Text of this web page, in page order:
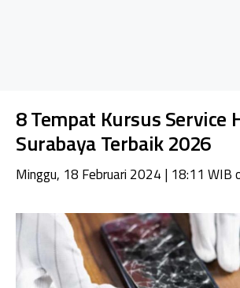
8 Tempat Kursus Service
Surabaya Terbaik 2026
Minggu, 18 Februari 2024 | 18:11 WIB